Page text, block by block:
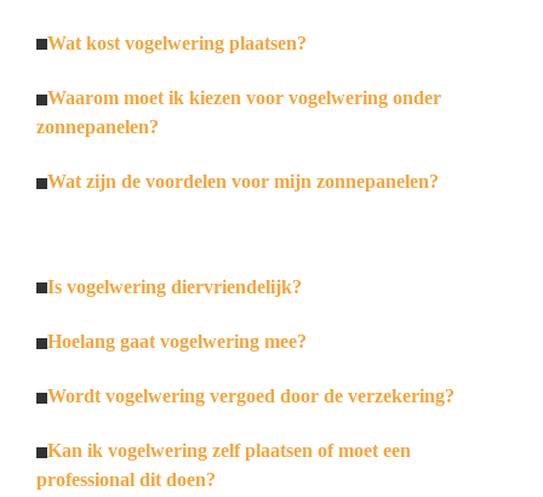
Wat kost vogelwering plaatsen?
Waarom moet ik kiezen voor vogelwering onder
zonnepanelen?
Wat zijn de voordelen voor mijn zonnepanelen?
Is vogelwering diervriendelijk?
Hoelang gaat vogelwering mee?
Wordt vogelwering vergoed door de verzekering?
Kan ik vogelwering zelf plaatsen of moet een
professional dit doen?